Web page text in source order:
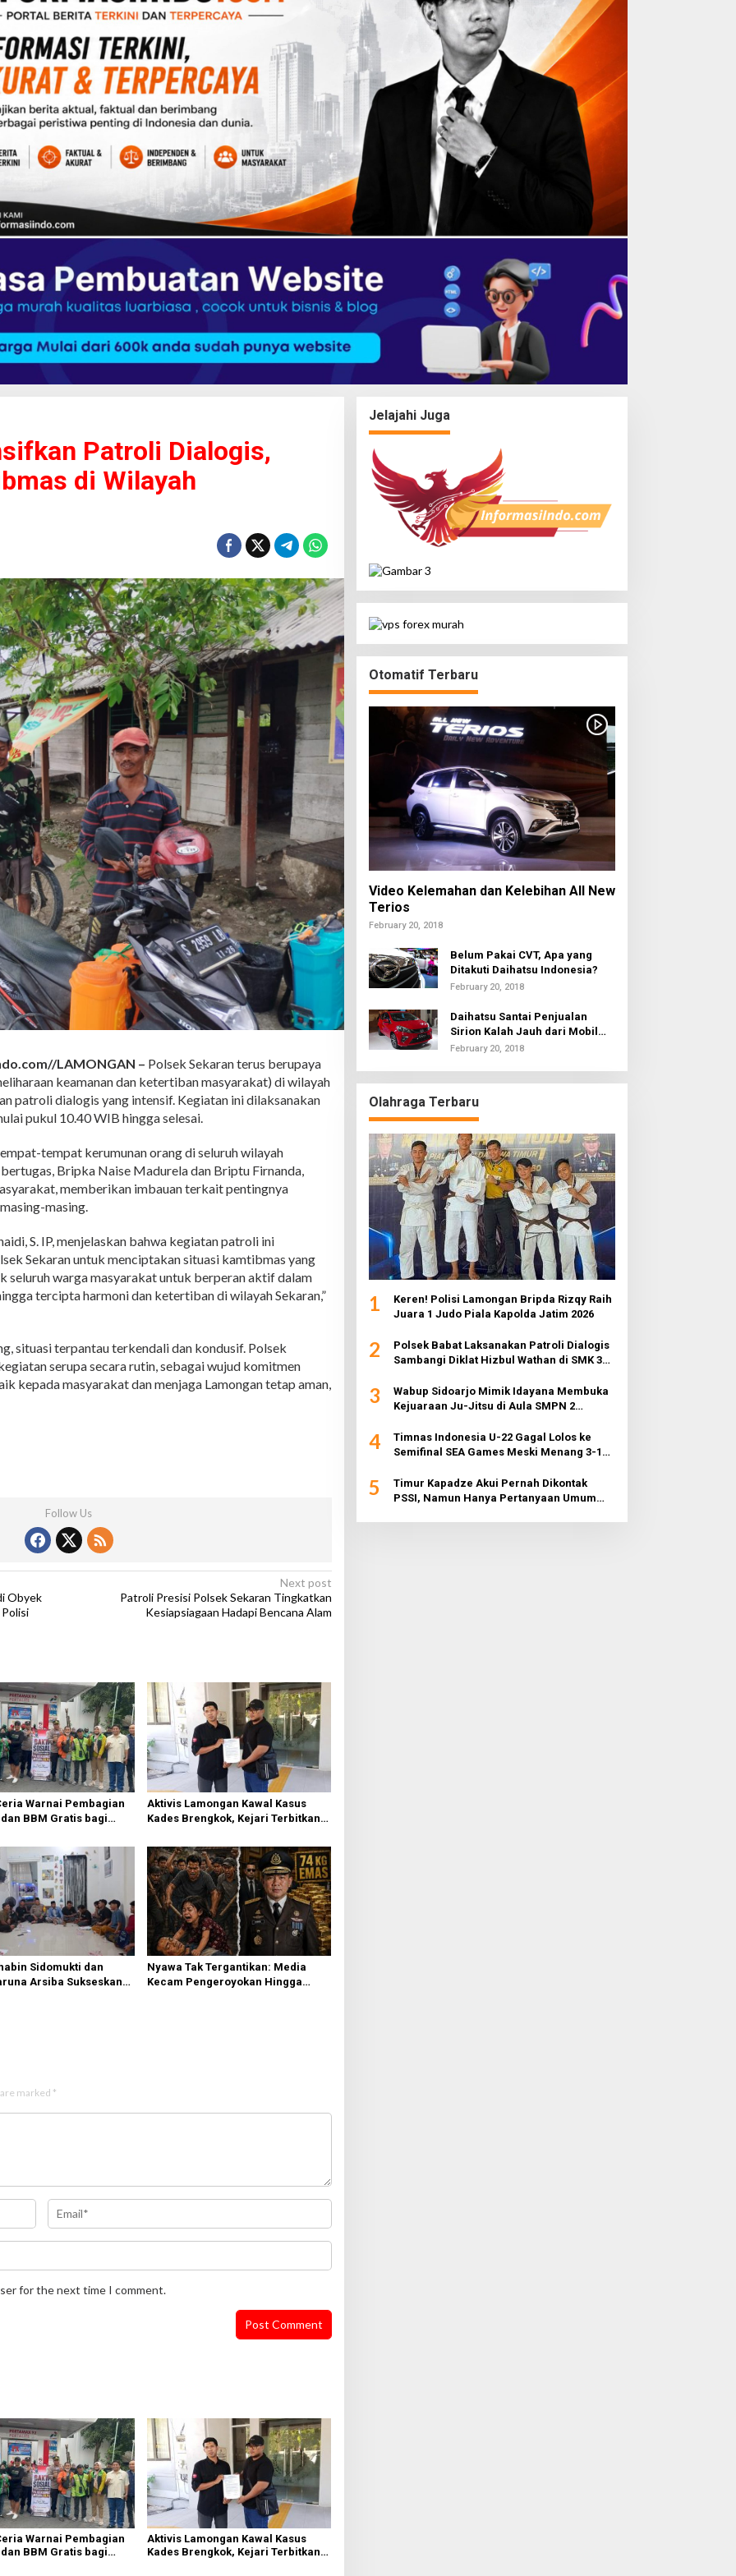
Patroli Dialogis,
di Wilayah
LAMONGAN – Polsek Sekaran terus berupaya
keamanan dan ketertiban masyarakat) di wilayah
patroli dialogis yang intensif. Kegiatan ini dilaksanakan
pukul 10.40 WIB hingga selesai.
tempat kerumunan orang di seluruh wilayah
Bripka Naise Madurela dan Briptu Firnanda,
memberikan imbauan terkait pentingnya
masing.
S. IP, menjelaskan bahwa kegiatan patroli ini
Sekaran untuk menciptakan situasi kamtibmas yang
seluruh warga masyarakat untuk berperan aktif dalam
tercipta harmoni dan ketertiban di wilayah Sekaran,”
situasi terpantau terkendali dan kondusif. Polsek
serupa secara rutin, sebagai wujud komitmen
kepada masyarakat dan menjaga Lamongan tetap aman,
Follow Us
Obyek
Next post
Patroli Presisi Polsek Sekaran Tingkatkan
Kesiapsiagaan Hadapi Bencana Alam
Warnai Pembagian
BBM Gratis bagi
Aktivis Lamongan Kawal Kasus
Kades Brengkok, Kejari Terbitkan
Sidomukti dan
Arsiba Sukseskan
Nyawa Tak Tergantikan: Media
Kecam Pengeroyokan Hingga
marked *
for the next time I comment.
Warnai Pembagian
BBM Gratis bagi
Aktivis Lamongan Kawal Kasus
Kades Brengkok, Kejari Terbitkan
Jelajahi Juga
Otomatif Terbaru
Video Kelemahan dan Kelebihan All New
Terios
February 20, 2018
Belum Pakai CVT, Apa yang
Ditakuti Daihatsu Indonesia?
February 20, 2018
Daihatsu Santai Penjualan
Sirion Kalah Jauh dari Mobil
LCGC
February 20, 2018
Olahraga Terbaru
1
Keren! Polisi Lamongan Bripda Rizqy Raih
Juara 1 Judo Piala Kapolda Jatim 2026
2
Polsek Babat Laksanakan Patroli Dialogis
Sambangi Diklat Hizbul Wathan di SMK 3
3
Wabup Sidoarjo Mimik Idayana Membuka
Kejuaraan Ju-Jitsu di Aula SMPN 2
4
Timnas Indonesia U-22 Gagal Lolos ke
Semifinal SEA Games Meski Menang 3-1
5
Timur Kapadze Akui Pernah Dikontak
PSSI, Namun Hanya Pertanyaan Umum